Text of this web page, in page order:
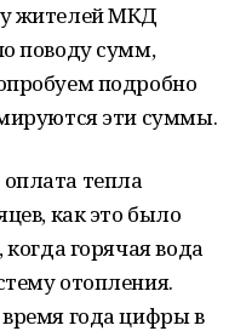
жителей МКД
поводу сумм,
подробно
эти суммы.
тепла
как это было
горячая вода
отопления.
года цифры в